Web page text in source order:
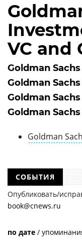
VC and
Goldman
Goldman
Goldman Sachs
Goldman
Goldman
СОБЫТИЯ
Опубликовать/
book@cnews.ru
по дате /